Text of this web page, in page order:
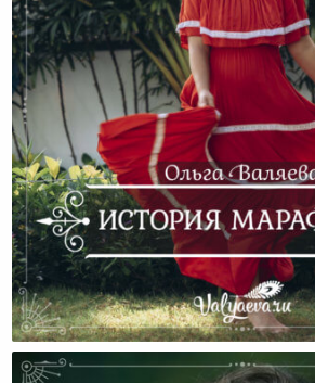
История